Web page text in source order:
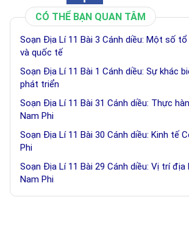
CÓ THỂ BẠN QUAN TÂM
Soạn Địa Lí 11 Bài 3 Cánh diều: Một số
và quốc tế
Soạn Địa Lí 11 Bài 1 Cánh diều: Sự khác
phát triển
Soạn Địa Lí 11 Bài 31 Cánh diều: Thực
Nam Phi
Soạn Địa Lí 11 Bài 30 Cánh diều: Kinh tế
Phi
Soạn Địa Lí 11 Bài 29 Cánh diều: Vị trí địa
Nam Phi